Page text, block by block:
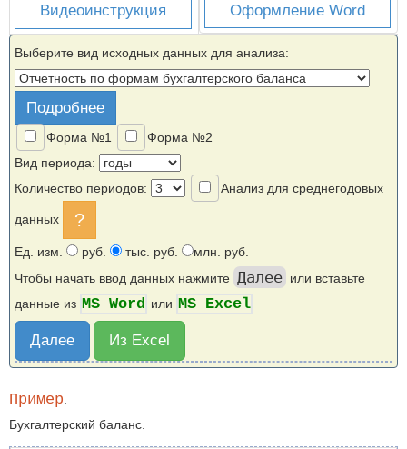
Видеоинструкция Оформление Word
Выберите вид исходных данных для анализа:
Подробнее
Форма №1
Форма №2
Вид периода:
Количество периодов:
Анализ для среднегодовых
данных
Ед. изм. руб. тыс. руб.
млн. руб.
Чтобы начать ввод данных нажмите Далее или вставьте
данные из MS Word или MS Excel
Далее Из Excel
Пример
Бухгалтерский баланс.